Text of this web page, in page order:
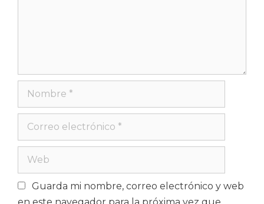
Guarda mi nombre, correo electrónico y web